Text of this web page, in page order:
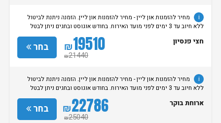
i
מחיר להזמנות און ליין - מחיר להזמנות און ליין. הזמנה ניתנת לביטול
ללא חיוב עד 3 ימים לפני מועד האירוח. בחודש אוגוסט ובחגים ניתן לבטל
בחר ₪19510
₪21440
חצי פנסיון
i
מחיר להזמנות און ליין - מחיר להזמנות און ליין. הזמנה ניתנת לביטול
ללא חיוב עד 3 ימים לפני מועד האירוח. בחודש אוגוסט ובחגים ניתן לבטל
בחר ₪22786
₪25040
ארוחת בוקר